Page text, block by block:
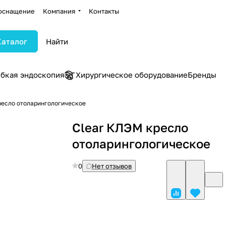
Компания Контакты
эндоскопия Хирургическое оборудованиеБренды
отоларингологическое
Clear КЛЭМ кресло
отоларингологическое
0 Нет отзывов